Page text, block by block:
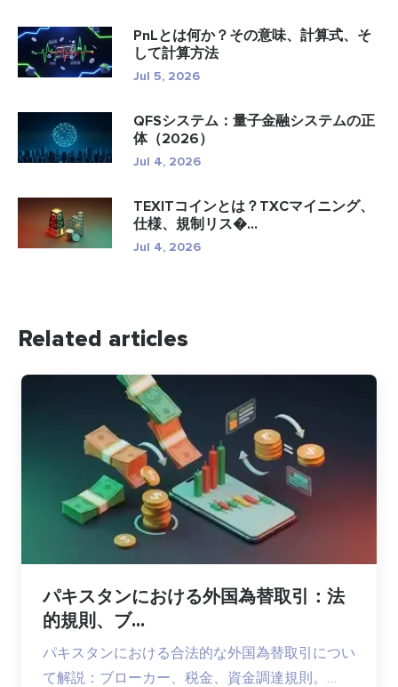
PnLとは何か？その意味、計算式、そ
して計算方法
Jul 5, 2026
QFSシステム：量子金融システムの正
体（2026）
Jul 4, 2026
TEXITコインとは？TXCマイニング、
仕様、規制リス�...
Jul 4, 2026
Related articles
パキスタンにおける外国為替取引：法
的規則、ブ...
パキスタンにおける合法的な外国為替取引につい
て解説：ブローカー、税金、資金調達規則。…